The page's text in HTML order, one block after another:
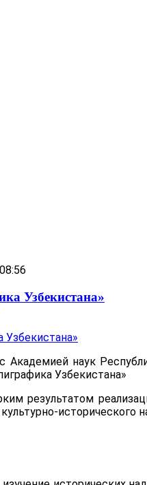
Узбекистана»
Академией наук
Узбекистана»
результатом
исторического